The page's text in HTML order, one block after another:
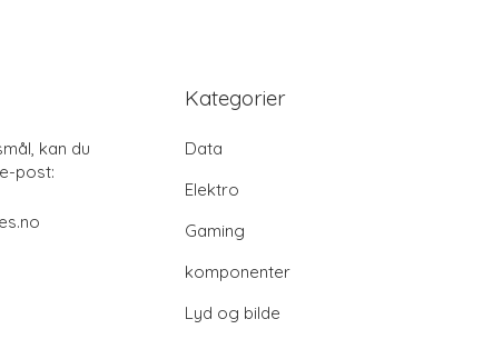
kan du
post:
Kategorier
Data
Elektro
Gaming
komponenter
Lyd og bilde